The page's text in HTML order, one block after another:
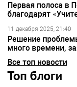
Первая полоса в
благодарят
11 декабря 2025, 21:40
Решение
много времени,
Все топ новости
Топ блоги